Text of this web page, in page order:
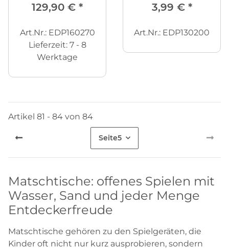
129,90 € *
Art.Nr.: EDP160270
Lieferzeit: 7 - 8
Werktage
3,99 € *
Art.Nr.: EDP130200
Artikel 81 - 84 von 84
Seite5
Matschtische: offenes Spielen mit
Wasser, Sand und jeder Menge
Entdeckerfreude
Matschtische gehören zu den Spielgeräten, die
Kinder oft nicht nur kurz ausprobieren, sondern